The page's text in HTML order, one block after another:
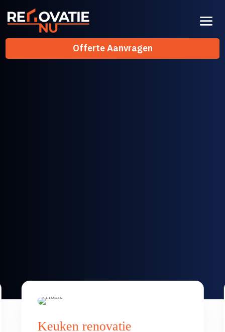
Offerte Aanvragen
Badkamer & toilet